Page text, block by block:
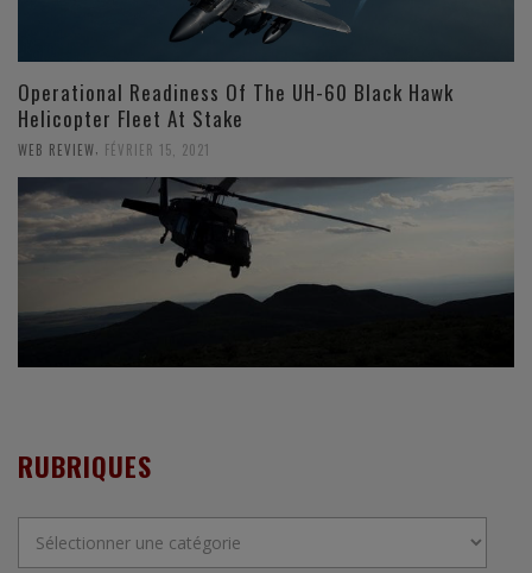
Operational Readiness Of The UH-60 Black Hawk
Helicopter Fleet At Stake
WEB REVIEW FÉVRIER 15, 2021
RUBRIQUES